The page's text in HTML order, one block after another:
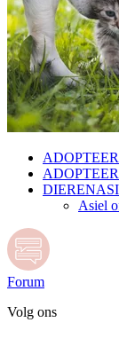
Asiel
Forum
Volg ons